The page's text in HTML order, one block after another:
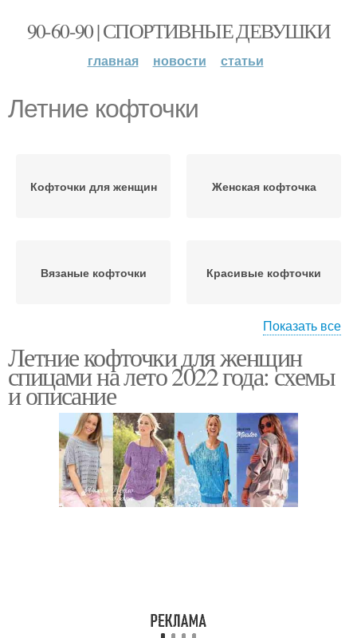
90-60-90 | СПОРТИВНЫЕ ДЕВУШКИ
главная новости статьи
Летние кофточки
Кофточки для женщин Женская кофточка
Вязаные кофточки Красивые кофточки
Кофточки на лето
Показать все
Летние кофточки для женщин
спицами на лето 2022 года: схемы
и описание